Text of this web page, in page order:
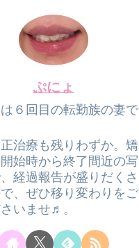
ぷにょ
６回目の転勤族の妻で
治療も残りわずか。矯
始時から終了間近の写
経過報告が盛りだくさ
、ぜひ移り変わりをご
いませ♬。